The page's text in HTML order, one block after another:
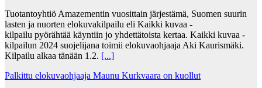
Tuotantoyhtiö Amazementin vuosittain järjestämä, Suomen suurin
lasten ja nuorten elokuvakilpailu eli Kaikki kuvaa -
kilpailu pyörähtää käyntiin jo yhdettätoista kertaa. Kaikki kuvaa -
kilpailun 2024 suojelijana toimii elokuvaohjaaja Aki Kaurismäki.
Kilpailu alkaa tänään 1.2. [...]
Palkittu elokuvaohjaaja Maunu Kurkvaara on kuollut